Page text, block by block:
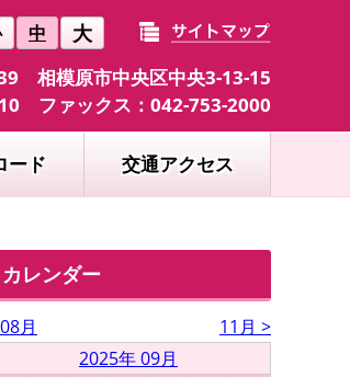
中 大
相模原市中央区中央3-13-15
ファックス：042-753-2000
ード 交通アクセス
カレンダー
月
11月 >
2025年 09月